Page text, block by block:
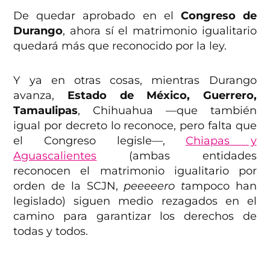
De quedar aprobado en el Congreso de
Durango, ahora sí el matrimonio igualitario
quedará más que reconocido por la ley.
Y ya en otras cosas, mientras Durango
avanza, Estado de México, Guerrero,
Tamaulipas, Chihuahua —que también
igual por decreto lo reconoce, pero falta que
el Congreso legisle—, Chiapas y
Aguascalientes (ambas entidades
reconocen el matrimonio igualitario por
orden de la SCJN, peeeeero tampoco han
legislado) siguen medio rezagados en el
camino para garantizar los derechos de
todas y todos.